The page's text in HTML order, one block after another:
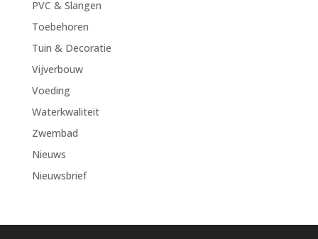
PVC & Slangen
Toebehoren
Tuin & Decoratie
Vijverbouw
Voeding
Waterkwaliteit
Zwembad
Nieuws
Nieuwsbrief